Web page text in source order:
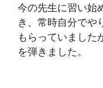
今の先生に習い始
き、常時自分でや
もらっていました
を弾きました。